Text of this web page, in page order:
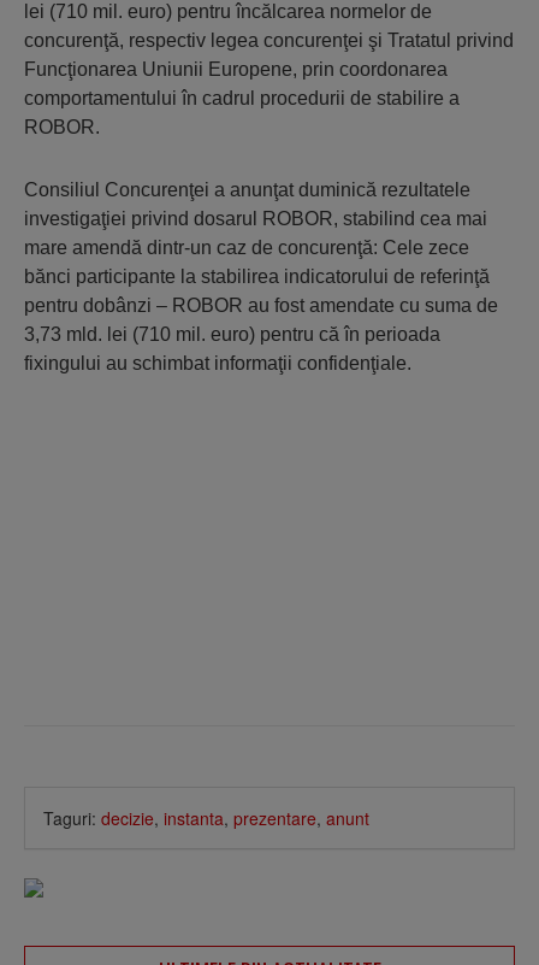
lei (710 mil. euro) pentru încălcarea normelor de
concurenţă, respectiv legea concu­renţei şi Tratatul privind
Funcţionarea Uniunii Europene, prin coordonarea
comporta­mentului în cadrul procedurii de stabilire a
ROBOR.
Consiliul Concurenţei a anunţat duminică rezultatele
investigaţiei privind dosarul ROBOR, stabilind cea mai
mare amendă dintr-un caz de concurenţă: Cele zece
bănci participante la stabilirea indicatorului de referinţă
pentru dobânzi – ROBOR au fost amendate cu suma de
3,73 mld. lei (710 mil. euro) pentru că în perioada
fixingului au schimbat informaţii confidenţiale.
Taguri: decizie, instanta, prezentare, anunt